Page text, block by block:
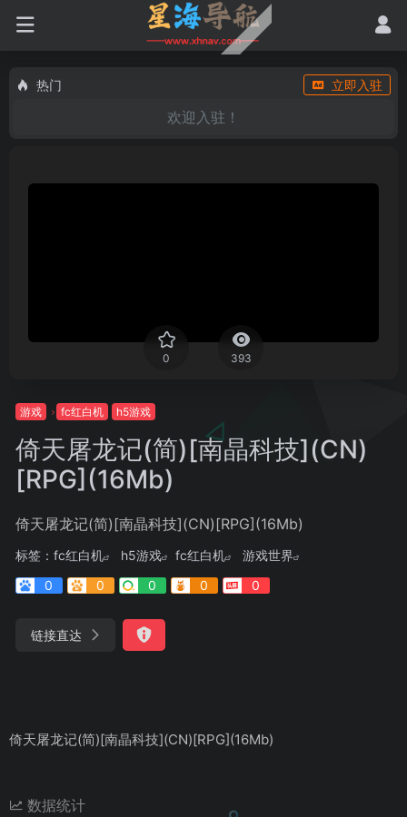
热门 立即入驻
欢迎入驻！
0 393
游戏 fc红白机 h5游戏
倚天屠龙记(简)[南晶科技](CN)
[RPG](16Mb)
倚天屠龙记(简)[南晶科技](CN)[RPG](16Mb)
标签： fc红白机 h5游戏 fc红白机
游戏世界
0
0 0 0 0
链接直达
倚天屠龙记(简)[南晶科技](CN)[RPG](16Mb)
数据统计